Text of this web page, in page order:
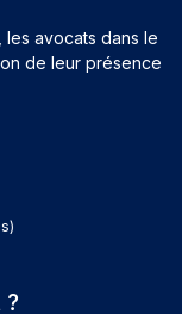
les avocats dans le
de leur présence